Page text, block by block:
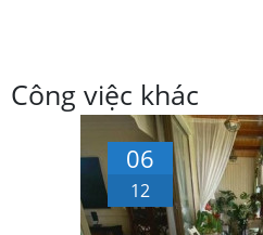
Công việc khác
06
12